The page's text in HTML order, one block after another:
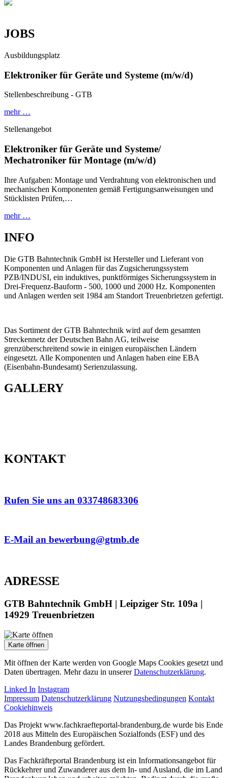
JOBS
Ausbildungsplatz
Elektroniker für Geräte und Systeme (m/w/d)
Stellenbeschreibung - GTB
mehr …
Stellenangebot
Elektroniker für Geräte und Systeme/
Mechatroniker für Montage (m/w/d)
Ihre Aufgaben: Montage und Verdrahtung von elektronischen und
mechanischen Komponenten gemäß Fertigungsanweisungen und
Stücklisten Prüfen,…
mehr …
INFO
Die GTB Bahntechnik GmbH ist Hersteller und Lieferant von
Komponenten und Anlagen für das Zugsicherungssystem
PZB/INDUSI, ein induktives, punktförmiges Sicherungssystem in
Drei-Frequenz-Bauform - 500, 1000 und 2000 Hz. Komponenten
und Anlagen werden seit 1984 am Standort Treuenbrietzen gefertigt.
Das Sortiment der GTB Bahntechnik wird auf dem gesamten
Streckennetz der Deutschen Bahn AG, teilweise
grenzüberschreitend sowie in einigen europäischen Ländern
eingesetzt. Alle Komponenten und Anlagen haben eine EBA
(Eisenbahn-Bundesamt) Serienzulassung.
GALLERY
KONTAKT
Rufen Sie uns an 033748683306
E-Mail an bewerbung@gtmb.de
ADRESSE
GTB Bahntechnik GmbH | Leipziger Str. 109a |
14929 Treuenbrietzen
Karte öffnen
Mit öffnen der Karte werden von Google Maps Cookies gesetzt und
Daten übertragen. Mehr dazu in unsererDatenschutzerklärung.
Linked In Instagram
Impressum Datenschutzerklärung Nutzungsbedingungen Kontakt
Cookiehinweis
Das Projekt www.fachkraefteportal-brandenburg.de wurde bis Ende
2018 aus Mitteln des Europäischen Sozialfonds (ESF) und des
Landes Brandenburg gefördert.
Das Fachkräfteportal Brandenburg ist ein Informationsangebot für
Rückkehrer und Zuwanderer aus dem In- und Ausland, die im Land